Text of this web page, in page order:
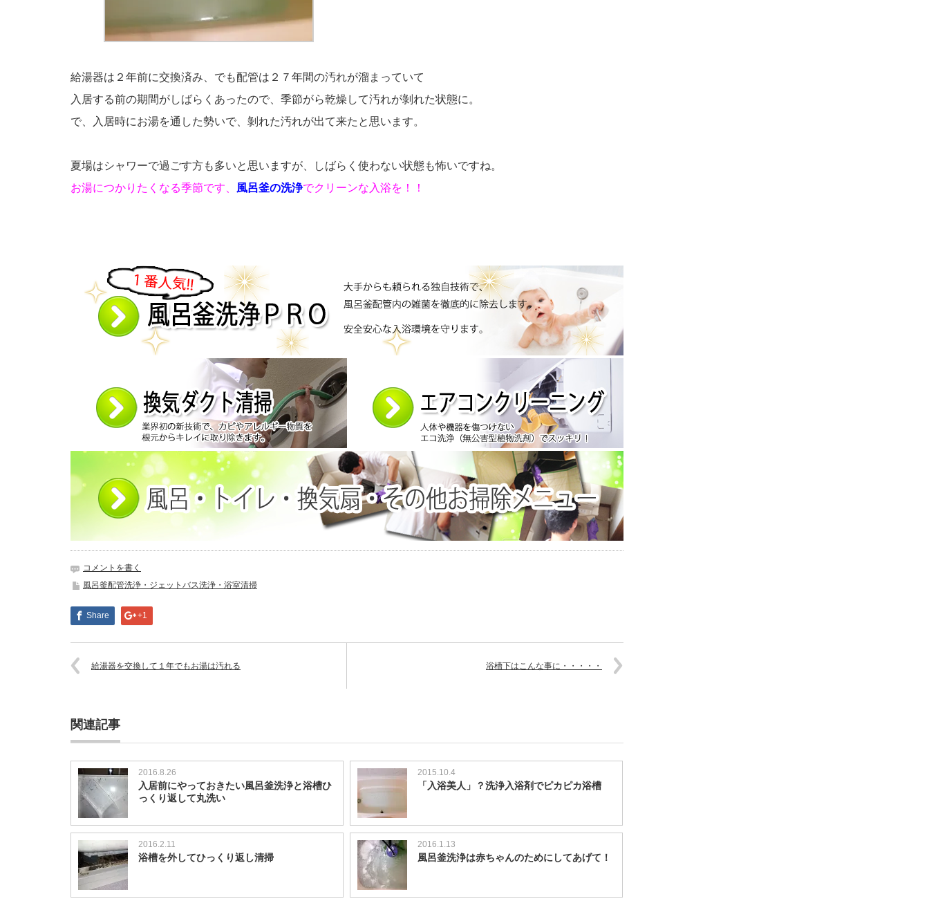
給湯器は２年前に交換済み、でも配管は２７年間の汚れが溜まっていて
入居する前の期間がしばらくあったので、季節がら乾燥して汚れが剝れた状態に。
で、入居時にお湯を通した勢いで、剝れた汚れが出て来たと思います。
夏場はシャワーで過ごす方も多いと思いますが、しばらく使わない状態も怖いですね。
お湯につかりたくなる季節です、 風呂釜の洗浄でクリーンな入浴を！！
コメントを書く
風呂釜配管洗浄・ジェットバス洗浄・浴室清掃
Share +1
給湯器を交換して１年でもお湯は汚れる 浴槽下はこんな事に・・・・・
関連記事
2016.8.26
入居前にやっておきたい風呂釜洗浄と浴槽ひ
っくり返して丸洗い
2015.10.4
「入浴美人」？洗浄入浴剤でピカピカ浴槽
2016.2.11
浴槽を外してひっくり返し清掃
2016.1.13
風呂釜洗浄は赤ちゃんのためにしてあげて！